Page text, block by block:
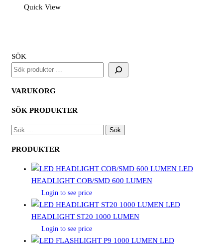
Tool
Quick View
SÖK
VARUKORG
SÖK PRODUKTER
SÖK
PRODUKTER
LED
HEADLIGHT COB/SMD 600 LUMEN
Login to see price
LED
HEADLIGHT ST20 1000 LUMEN
Login to see price
LED